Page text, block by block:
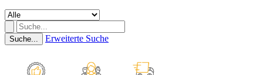
Suche... Erweiterte Suche